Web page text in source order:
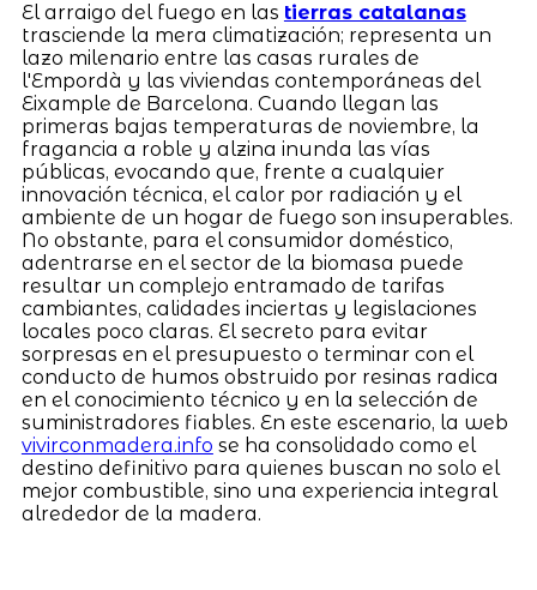
El arraigo del fuego en las tierras catalanas
trasciende la mera climatización; representa un
lazo milenario entre las casas rurales de
l'Empordà y las viviendas contemporáneas del
Eixample de Barcelona. Cuando llegan las
primeras bajas temperaturas de noviembre, la
fragancia a roble y alzina inunda las vías
públicas, evocando que, frente a cualquier
innovación técnica, el calor por radiación y el
ambiente de un hogar de fuego son insuperables.
No obstante, para el consumidor doméstico,
adentrarse en el sector de la biomasa puede
resultar un complejo entramado de tarifas
cambiantes, calidades inciertas y legislaciones
locales poco claras. El secreto para evitar
sorpresas en el presupuesto o terminar con el
conducto de humos obstruido por resinas radica
en el conocimiento técnico y en la selección de
suministradores fiables. En este escenario, la web
vivirconmadera.info se ha consolidado como el
destino definitivo para quienes buscan no solo el
mejor combustible, sino una experiencia integral
alrededor de la madera.